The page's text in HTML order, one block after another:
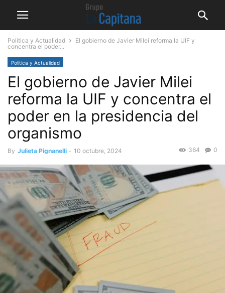
Política y Actualidad
El gobierno de Javier Milei reforma la UIF y
concentra el poder...
Política y Actualidad
El gobierno de Javier Milei
reforma la UIF y concentra el
poder en la presidencia del
organismo
By Julieta Pignanelli - 10 octubre, 2024 0
364